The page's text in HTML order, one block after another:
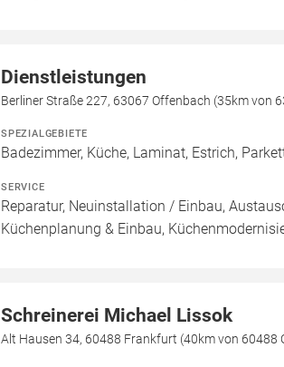
Dienstleistungen
Berliner Straße 227, 63067 Offenbach (35km von
SPEZIALGEBIETE
Badezimmer, Küche, Laminat, Estrich,
SERVICE
Reparatur, Neuinstallation / Einbau,
Küchenplanung & Einbau,
Schreinerei Michael Lissok
Alt Hausen 34, 60488 Frankfurt (40km von 60488